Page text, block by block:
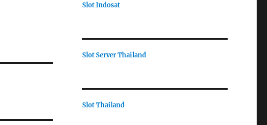
Slot Indosat
Slot Server Thailand
Slot Thailand